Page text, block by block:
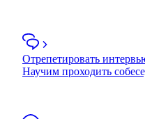
Отрепетировать
Научим проходить